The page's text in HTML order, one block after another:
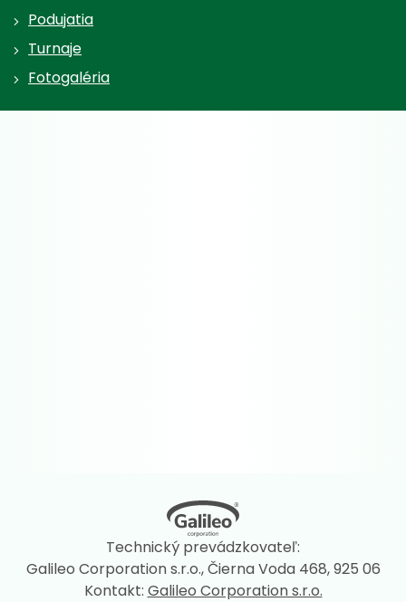
Podujatia
Turnaje
Fotogaléria
Technický prevádzkovateľ:
Galileo Corporation s.r.o., Čierna Voda 468, 925 06
Kontakt: Galileo Corporation s.r.o.